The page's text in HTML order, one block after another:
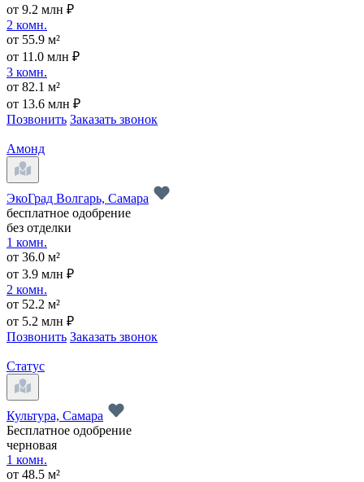
от 9.2 млн ₽
2 комн.
от 55.9 м²
от 11.0 млн ₽
3 комн.
от 82.1 м²
от 13.6 млн ₽
Позвонить Заказать звонок
Амонд
ЭкоГрад Волгарь, Самара
бесплатное одобрение
без отделки
1 комн.
от 36.0 м²
от 3.9 млн ₽
2 комн.
от 52.2 м²
от 5.2 млн ₽
Позвонить Заказать звонок
Статус
Культура, Самара
Бесплатное одобрение
черновая
1 комн.
от 48.5 м²